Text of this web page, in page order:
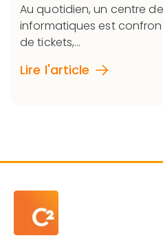
Au quotidien, un centre
informatiques est
de tickets,...
Lire l'article